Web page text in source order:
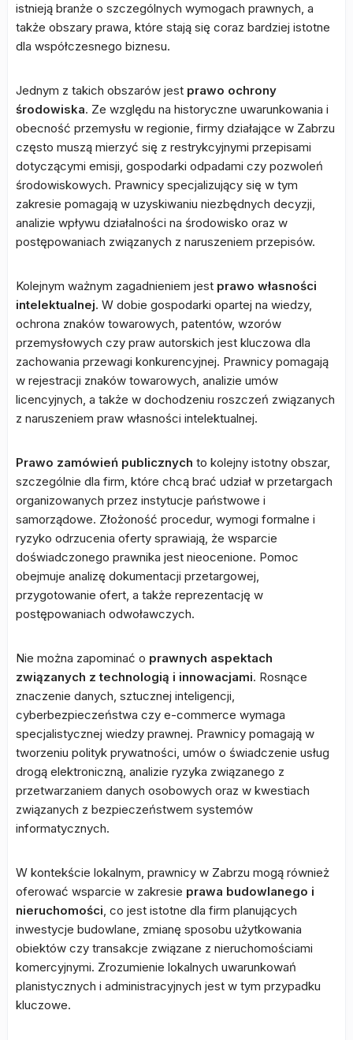
istnieją branże o szczególnych wymogach prawnych, a
także obszary prawa, które stają się coraz bardziej istotne
dla współczesnego biznesu.
Jednym z takich obszarów jest prawo ochrony
środowiska. Ze względu na historyczne uwarunkowania i
obecność przemysłu w regionie, firmy działające w Zabrzu
często muszą mierzyć się z restrykcyjnymi przepisami
dotyczącymi emisji, gospodarki odpadami czy pozwoleń
środowiskowych. Prawnicy specjalizujący się w tym
zakresie pomagają w uzyskiwaniu niezbędnych decyzji,
analizie wpływu działalności na środowisko oraz w
postępowaniach związanych z naruszeniem przepisów.
Kolejnym ważnym zagadnieniem jest prawo własności
intelektualnej. W dobie gospodarki opartej na wiedzy,
ochrona znaków towarowych, patentów, wzorów
przemysłowych czy praw autorskich jest kluczowa dla
zachowania przewagi konkurencyjnej. Prawnicy pomagają
w rejestracji znaków towarowych, analizie umów
licencyjnych, a także w dochodzeniu roszczeń związanych
z naruszeniem praw własności intelektualnej.
Prawo zamówień publicznych to kolejny istotny obszar,
szczególnie dla firm, które chcą brać udział w przetargach
organizowanych przez instytucje państwowe i
samorządowe. Złożoność procedur, wymogi formalne i
ryzyko odrzucenia oferty sprawiają, że wsparcie
doświadczonego prawnika jest nieocenione. Pomoc
obejmuje analizę dokumentacji przetargowej,
przygotowanie ofert, a także reprezentację w
postępowaniach odwoławczych.
Nie można zapominać o prawnych aspektach
związanych z technologią i innowacjami. Rosnące
znaczenie danych, sztucznej inteligencji,
cyberbezpieczeństwa czy e-commerce wymaga
specjalistycznej wiedzy prawnej. Prawnicy pomagają w
tworzeniu polityk prywatności, umów o świadczenie usług
drogą elektroniczną, analizie ryzyka związanego z
przetwarzaniem danych osobowych oraz w kwestiach
związanych z bezpieczeństwem systemów
informatycznych.
W kontekście lokalnym, prawnicy w Zabrzu mogą również
oferować wsparcie w zakresie prawa budowlanego i
nieruchomości, co jest istotne dla firm planujących
inwestycje budowlane, zmianę sposobu użytkowania
obiektów czy transakcje związane z nieruchomościami
komercyjnymi. Zrozumienie lokalnych uwarunkowań
planistycznych i administracyjnych jest w tym przypadku
kluczowe.